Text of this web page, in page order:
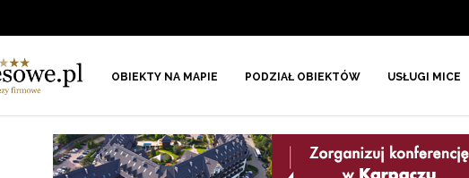
OBIEKTY NA MAPIE PODZIAŁ OBIEKTÓW USŁUGI MICE